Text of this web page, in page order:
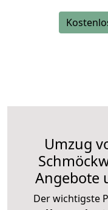
Umzug
Angebote
Der wichtigste